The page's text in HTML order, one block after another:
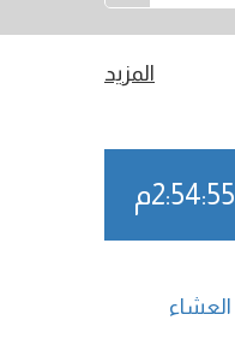
المزيد
2:54:56م
العشاء